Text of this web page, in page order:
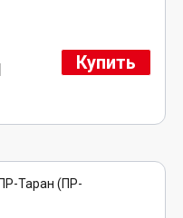
Купить